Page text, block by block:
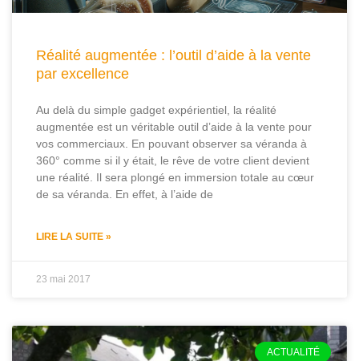
Réalité augmentée : l’outil d’aide à la vente
par excellence
Au delà du simple gadget expérientiel, la réalité
augmentée est un véritable outil d’aide à la vente pour
vos commerciaux. En pouvant observer sa véranda à
360° comme si il y était, le rêve de votre client devient
une réalité. Il sera plongé en immersion totale au cœur
de sa véranda. En effet, à l’aide de
LIRE LA SUITE »
23 mai 2017
ACTUALITÉ